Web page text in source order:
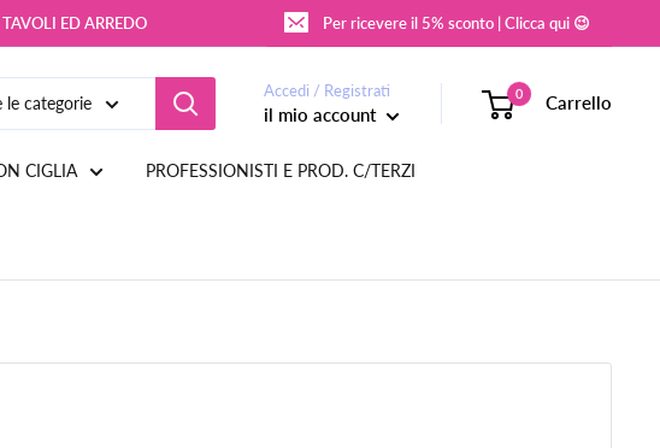
ED ARREDO Per ricevere il 5% sconto | Clicca qui 😉
le categorie
Accedi / Registrati
il mio account
0 Carrello
CIGLIA PROFESSIONISTI E PROD. C/TERZI